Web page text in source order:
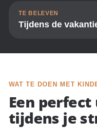
TE BELEVEN
Tijdens de
WAT TE DOEN MET
Een
tijdens je